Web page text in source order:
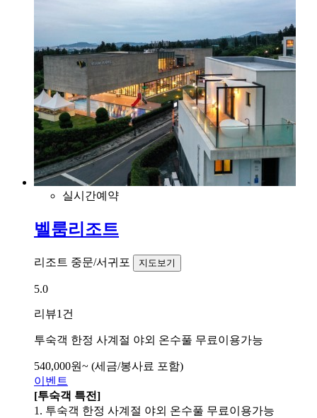
실시간예약
벨룸리조트
리조트 중문/서귀포 지도보기
5.0
리뷰1건
투숙객 한정 사계절 야외 온수풀 무료이용가능
540,000원~ (세금/봉사료 포함)
이벤트
[투숙객 특전]
1. 투숙객 한정 사계절 야외 온수풀 무료이용가능